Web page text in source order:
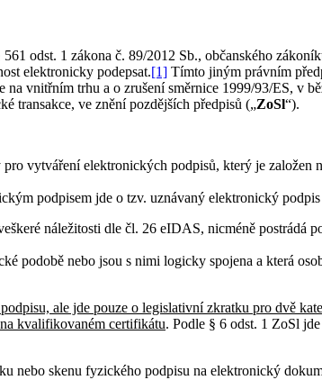
odst. 1 zákona č. 89/2012 Sb., občanského
elektronicky podepsat.[1] Tímto jiným právním
vnitřním trhu a o zrušení směrnice 1999/93/ES, v
transakce, ve znění pozdějších předpisů („ZoSl“).
vytváření elektronických podpisů, který je založen
podpisem jde o tzv. uznávaný elektronický
náležitosti dle čl. 26 eIDAS, nicméně postrádá
podobě nebo jsou s nimi logicky spojena a která
ale jde pouze o legislativní zkratku pro dvě
kvalifikovaném certifikátu. Podle § 6 odst. 1 ZoSl
nebo skenu fyzického podpisu na elektronický